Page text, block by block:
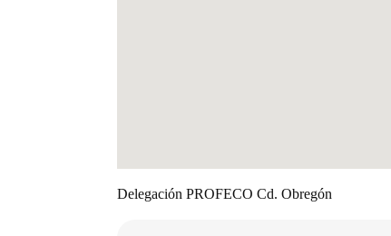
Delegación PROFECO Cd. Obregón